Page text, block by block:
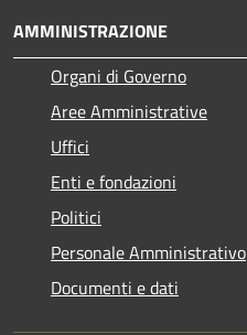
AMMINISTRAZIONE
Organi di Governo
Aree Amministrative
Uffici
Enti e fondazioni
Politici
Personale Amministrativo
Documenti e dati